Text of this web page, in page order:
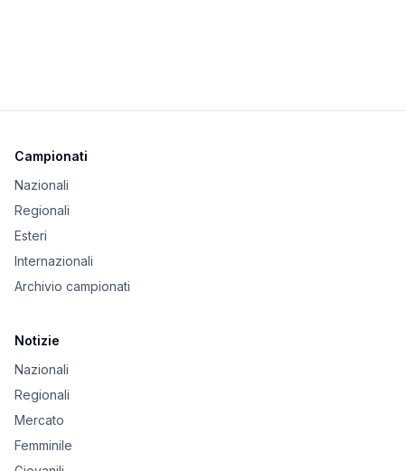
Campionati
Nazionali
Regionali
Esteri
Internazionali
Archivio campionati
Notizie
Nazionali
Regionali
Mercato
Femminile